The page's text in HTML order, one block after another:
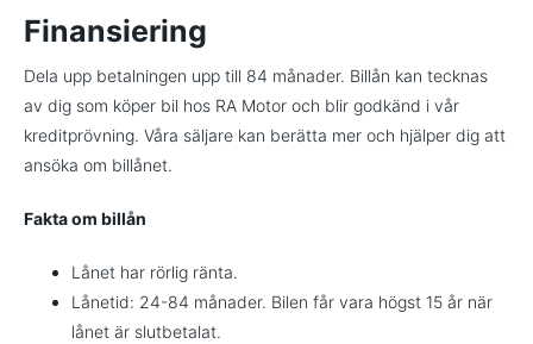
Finansiering
Dela upp betalningen upp till 84 månader. Billån kan tecknas
av dig som köper bil hos RA Motor och blir godkänd i vår
kreditprövning. Våra säljare kan berätta mer och hjälper dig att
ansöka om billånet.
Fakta om billån
Lånet har rörlig ränta.
Lånetid: 24-84 månader. Bilen får vara högst 15 år när
lånet är slutbetalat.